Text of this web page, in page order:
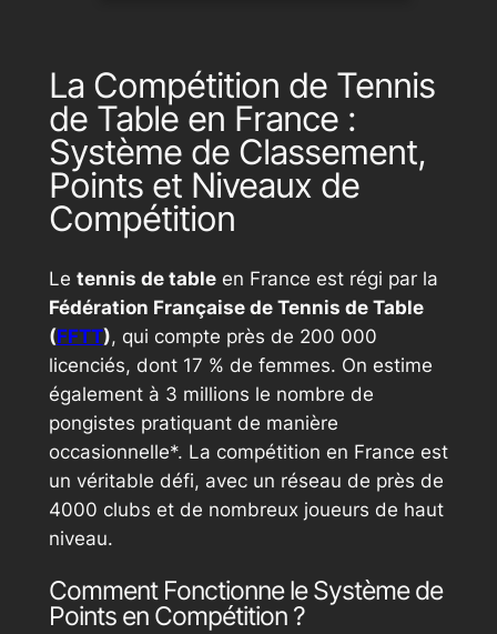
La Compétition de Tennis
de Table en France :
Système de Classement,
Points et Niveaux de
Compétition
Le tennis de tableen France est régi par la
Fédération Française de Tennis de Table
(FFTT), qui compte près de 200 000
licenciés, dont 17 % de femmes. On estime
également à 3 millions le nombre de
pongistes pratiquant de manière
occasionnelle*. La compétition en France est
un véritable défi, avec un réseau de près de
4000 clubs et de nombreux joueurs de haut
niveau.
Comment Fonctionne le Système de
Points en Compétition ?